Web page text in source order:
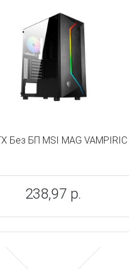
Без БП MSI MAG
238,97 р.